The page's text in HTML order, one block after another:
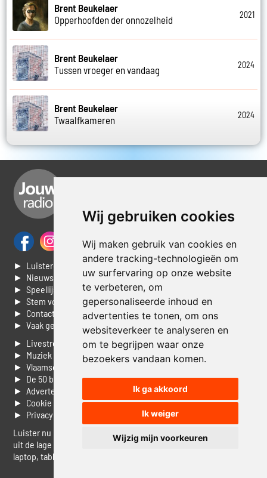
Wij gebruiken cookies
Wij maken gebruik van cookies en
andere tracking-technologieën om
uw surfervaring op onze website
te verbeteren, om
gepersonaliseerde inhoud en
advertenties te tonen, om ons
websiteverkeer te analyseren en
om te begrijpen waar onze
bezoekers vandaan komen.
Ik ga akkoord
Ik weiger
Wijzig mijn voorkeuren
Brent Beukelaer
Opperhoofden der onnozelheid
2021
Brent Beukelaer
Tussen vroeger en vandaag
2024
Brent Beukelaer
Twaalfkameren
2024
► Luisteren naar Jouwradio
► Nieuws
► Speellijst
► Stem voor de Dag top 3
► Contacteer ons
► Vaak gestelde vragen
► Livestream informatie
► Muziek opzoeken
► Vlaamse 100 Aller tijden
► De 50 beste van...
► Adverteren op Jouwradio
► Cookie voorkeuren wijzigen
► Privacyinformatie
Luister nu naar Jouwradio! De beste Nederlandstalige muziek
uit de lage landen hoor je hier al 20 jaar. In digitale kwaliteit op je
laptop, tablet of smartphone.